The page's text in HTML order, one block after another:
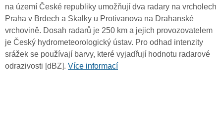
na území České republiky umožňují dva radary na vrcholech
Praha v Brdech a Skalky u Protivanova na Drahanské
vrchovině. Dosah radarů je 250 km a jejich provozovatelem
je Český hydrometeorologický ústav. Pro odhad intenzity
srážek se používají barvy, které vyjadřují hodnotu radarové
odrazivosti [dBZ]. Více informací